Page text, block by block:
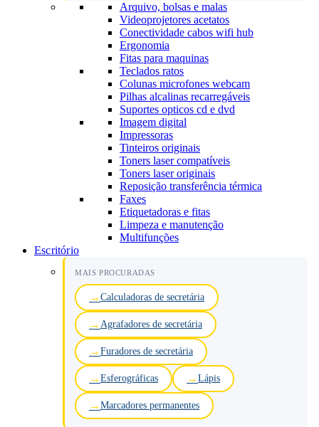
Arquivo, bolsas e malas
Videoprojetores acetatos
Conectividade cabos wifi hub
Ergonomia
Fitas para maquinas
Teclados ratos
Colunas microfones webcam
Pilhas alcalinas recarregáveis
Suportes opticos cd e dvd
Imagem digital
Impressoras
Tinteiros originais
Toners laser compatíveis
Toners laser originais
Reposição transferência térmica
Faxes
Etiquetadoras e fitas
Limpeza e manutenção
Multifunções
Escritório
MAIS PROCURADAS
Calculadoras de secretária
Agrafadores de secretária
Furadores de secretária
Esferográficas Lápis
Marcadores permanentes